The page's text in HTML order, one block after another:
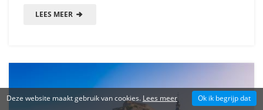
LEES MEER
Deze website maakt gebruik van cookies. Lees meer Ok ik begrijp dat